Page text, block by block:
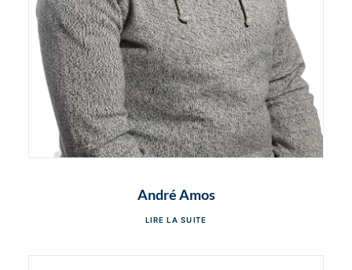
André Amos
LIRE LA SUITE